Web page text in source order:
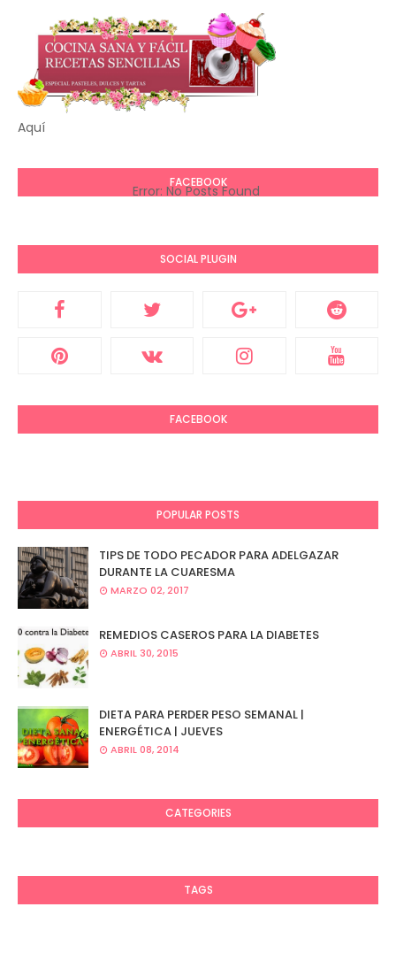
Aquí
FACEBOOK
Error: No Posts Found
SOCIAL PLUGIN
FACEBOOK
POPULAR POSTS
TIPS DE TODO PECADOR PARA ADELGAZAR
DURANTE LA CUARESMA
MARZO 02, 2017
REMEDIOS CASEROS PARA LA DIABETES
ABRIL 30, 2015
DIETA PARA PERDER PESO SEMANAL |
ENERGÉTICA | JUEVES
ABRIL 08, 2014
CATEGORIES
TAGS